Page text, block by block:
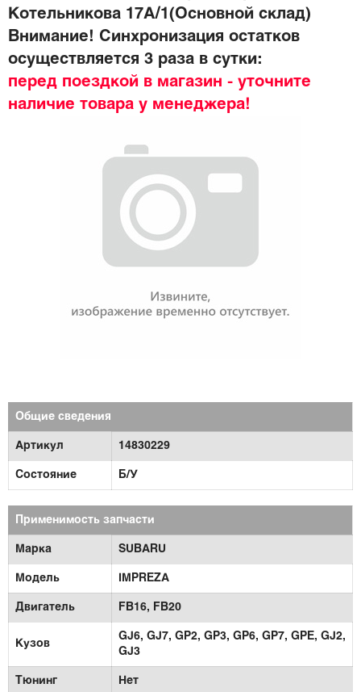
Котельникова 17А/1(Основной склад)
Внимание! Синхронизация остатков
осуществляется 3 раза в сутки:
перед поездкой в магазин - уточните
наличие товара у менеджера!
Общие сведения
Артикул 14830229
Состояние Б/У
Применимость запчасти
Марка SUBARU
Модель IMPREZA
Двигатель FB16, FB20
Кузов
GJ6, GJ7, GP2, GP3, GP6, GP7, GPE, GJ2,
GJ3
Тюнинг Нет